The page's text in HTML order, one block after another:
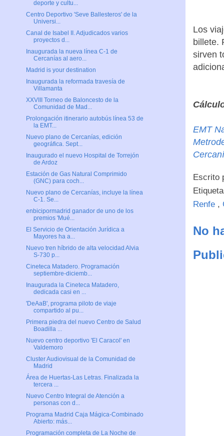
Los
billete.
sirven
EMT
Escrito
Renfe ,
No
deporte y cultu...
Centro Deportivo 'Seve Ballesteros' de la
Universi...
Canal de Isabel II. Adjudicados varios
proyectos d...
Inaugurada la nueva línea C-1 de
Cercanías al aero...
Madrid is your destination
Inaugurada la reformada travesía de
Villamanta
XXVIII Torneo de Baloncesto de la
Comunidad de Mad...
Prolongación itinerario autobús línea 53 de
la EMT...
Nuevo plano de Cercanías, edición
geográfica. Sept...
Inaugurado el nuevo Hospital de Torrejón
de Ardoz
Estación de Gas Natural Comprimido
(GNC) para coch...
Nuevo plano de Cercanías, incluye la línea
C-1. Se...
enbicipormadrid ganador de uno de los
premios 'Mué...
El Servicio de Orientación Jurídica a
Mayores ha a...
Nuevo tren híbrido de alta velocidad Alvia
S-730 p...
Cineteca Matadero. Programación
septiembre-diciemb...
Inaugurada la Cineteca Matadero,
dedicada casi en ...
'DeAaB', programa piloto de viaje
compartido al pu...
Primera piedra del nuevo Centro de Salud
Boadilla ...
Nuevo centro deportivo 'El Caracol' en
Valdemoro
Cluster Audiovisual de la Comunidad de
Madrid
Área de Huertas-Las Letras. Finalizada la
tercera ...
Nuevo Centro Integral de Atención a
personas con d...
Programa Madrid Caja Mágica-Combinado
Abierto: más...
Programación completa de La Noche de